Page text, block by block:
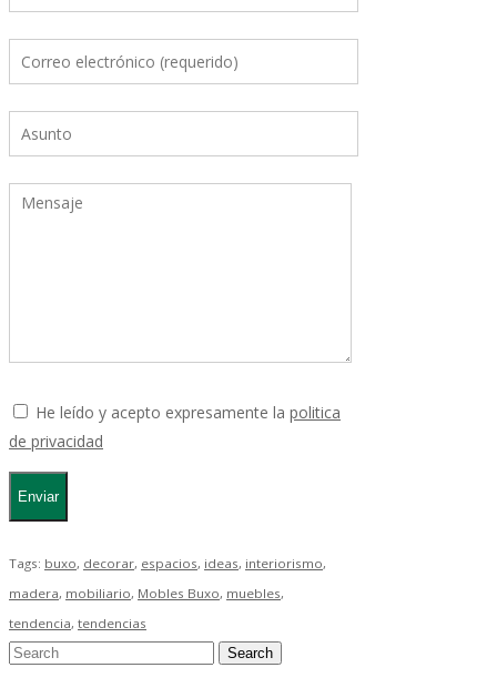
He leído y acepto expresamente la politica
de privacidad
Tags: buxo, decorar, espacios, ideas, interiorismo,
madera, mobiliario, Mobles Buxo, muebles,
tendencia, tendencias